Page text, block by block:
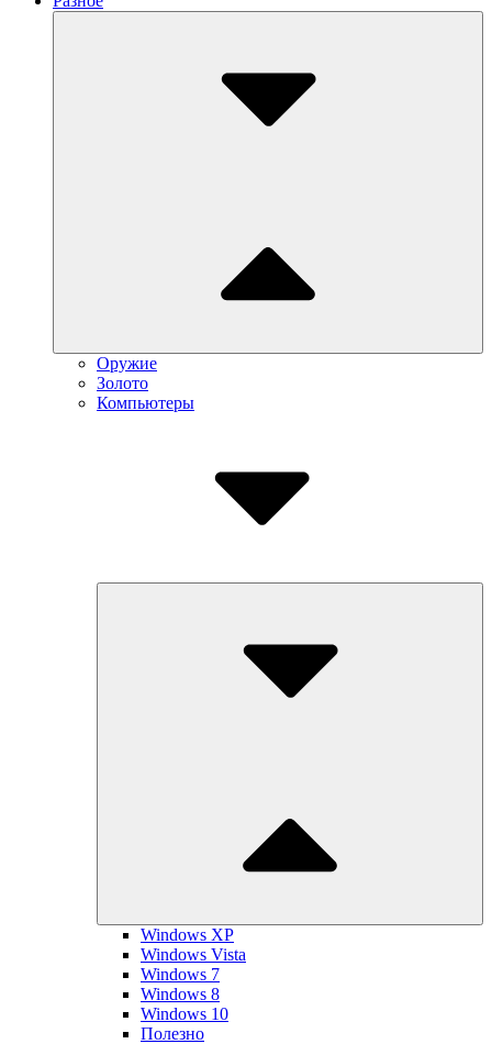
Оружие
Золото
Компьютеры
Windows XP
Windows Vista
Windows 7
Windows 8
Windows 10
Полезно